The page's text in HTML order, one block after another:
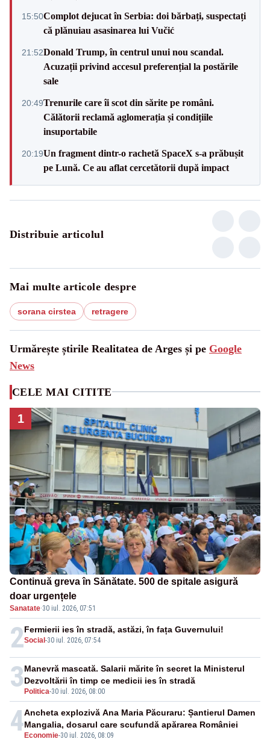
15:50Complot dejucat în Serbia: doi bărbați, suspectați
că plănuiau asasinarea lui Vučić
21:52Donald Trump, în centrul unui nou scandal.
Acuzații privind accesul preferențial la postările
sale
20:49Trenurile care îi scot din sărite pe români.
Călătorii reclamă aglomerația și condițiile
insuportabile
20:19Un fragment dintr-o rachetă SpaceX s-a prăbușit
pe Lună. Ce au aflat cercetătorii după impact
Distribuie articolul
Mai multe articole despre
sorana cirstea retragere
Urmărește știrile Realitatea de Arges și pe Google
News
CELE MAI CITITE
1
Continuă greva în Sănătate. 500 de spitale asigură
doar urgențele
Sanatate·30 iul. 2026, 07:51
2Social -30 iul. 2026, 07:54
Fermierii ies în stradă, astăzi, în fața Guvernului!
3 Politica-30 iul. 2026, 08:00
Manevră mascată. Salarii mărite în secret la Ministerul
Dezvoltării în timp ce medicii ies în stradă
4 Economie-30 iul. 2026, 08:09
Ancheta explozivă Ana Maria Păcuraru: Șantierul Damen
Mangalia, dosarul care scufundă apărarea României